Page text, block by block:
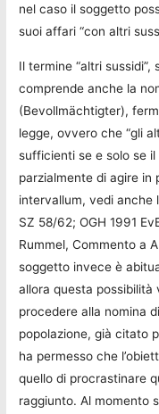
nel caso il soggetto
suoi affari “con altri
Il termine “altri
comprende anche la
(Bevollmächtigter),
legge, ovvero che “gli
sufficienti se e solo se
parzialmente di agire in
intervallum, vedi anche
SZ 58/62; OGH 1991
Rummel, Commento a
soggetto invece è
allora questa possibilità
procedere alla nomina
popolazione, già citato
ha permesso che
quello di procrastinare
raggiunto. Al momento